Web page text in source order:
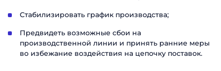
Стабилизировать график производства;
Предвидеть возможные сбои на
производственной линии и принять ранние меры
во избежание воздействия на цепочку поставок.